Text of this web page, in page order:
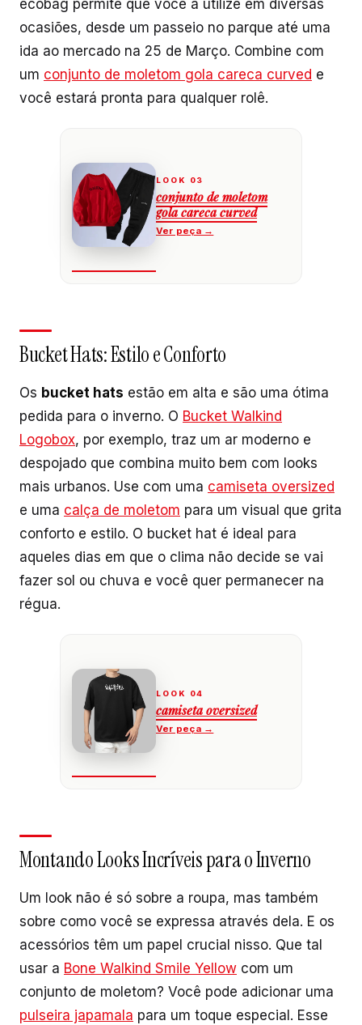
ecobag permite que você a utilize em diversas
ocasiões, desde um passeio no parque até uma
ida ao mercado na 25 de Março. Combine com
um conjunto de moletom gola careca curved e
você estará pronta para qualquer rolê.
conjunto de moletom
gola careca curved
Bucket Hats: Estilo e Conforto
Os bucket hats estão em alta e são uma ótima
pedida para o inverno. O Bucket Walkind
Logobox, por exemplo, traz um ar moderno e
despojado que combina muito bem com looks
mais urbanos. Use com uma camiseta oversized
e uma calça de moletom para um visual que grita
conforto e estilo. O bucket hat é ideal para
aqueles dias em que o clima não decide se vai
fazer sol ou chuva e você quer permanecer na
régua.
camiseta oversized
Montando Looks Incríveis para o Inverno
Um look não é só sobre a roupa, mas também
sobre como você se expressa através dela. E os
acessórios têm um papel crucial nisso. Que tal
usar a Bone Walkind Smile Yellow com um
conjunto de moletom? Você pode adicionar uma
pulseira japamala para um toque especial. Esse